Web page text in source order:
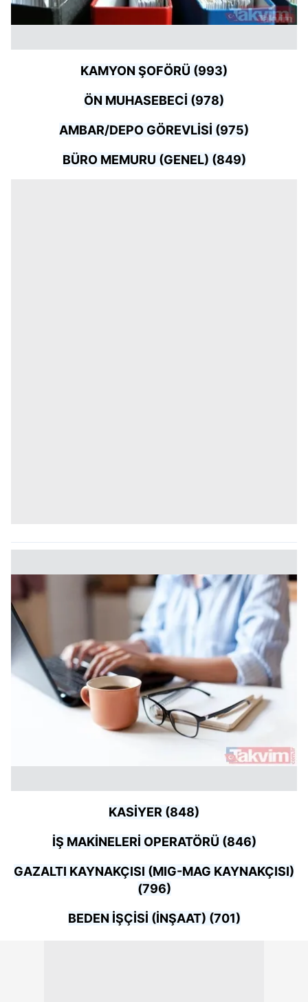
KAMYON ŞOFÖRÜ (993)
ÖN MUHASEBECİ (978)
AMBAR/DEPO GÖREVLİSİ (975)
BÜRO MEMURU (GENEL) (849)
KASİYER (848)
İŞ MAKİNELERİ OPERATÖRÜ (846)
GAZALTI KAYNAKÇISI (MIG-MAG KAYNAKÇISI)
(796)
BEDEN İŞÇİSİ (İNŞAAT) (701)